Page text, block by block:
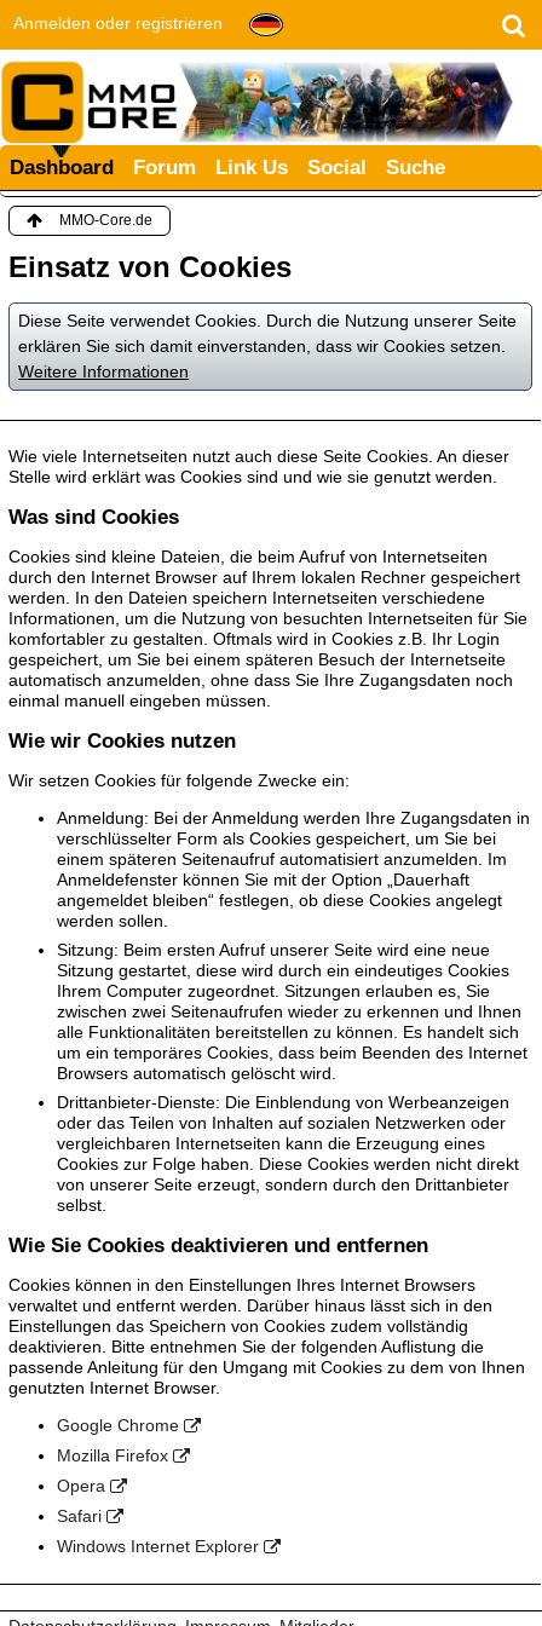
Anmelden oder registrieren
Dashboard Forum Link Us Social Suche
MMO-Core.de
Einsatz von Cookies
Diese Seite verwendet Cookies. Durch die Nutzung unserer Seite
erklären Sie sich damit einverstanden, dass wir Cookies setzen.
Weitere Informationen
Wie viele Internetseiten nutzt auch diese Seite Cookies. An dieser
Stelle wird erklärt was Cookies sind und wie sie genutzt werden.
Was sind Cookies
Cookies sind kleine Dateien, die beim Aufruf von Internetseiten
durch den Internet Browser auf Ihrem lokalen Rechner gespeichert
werden. In den Dateien speichern Internetseiten verschiedene
Informationen, um die Nutzung von besuchten Internetseiten für Sie
komfortabler zu gestalten. Oftmals wird in Cookies z.B. Ihr Login
gespeichert, um Sie bei einem späteren Besuch der Internetseite
automatisch anzumelden, ohne dass Sie Ihre Zugangsdaten noch
einmal manuell eingeben müssen.
Wie wir Cookies nutzen
Wir setzen Cookies für folgende Zwecke ein:
Anmeldung: Bei der Anmeldung werden Ihre Zugangsdaten in
verschlüsselter Form als Cookies gespeichert, um Sie bei
einem späteren Seitenaufruf automatisiert anzumelden. Im
Anmeldefenster können Sie mit der Option „Dauerhaft
angemeldet bleiben“ festlegen, ob diese Cookies angelegt
werden sollen.
Sitzung: Beim ersten Aufruf unserer Seite wird eine neue
Sitzung gestartet, diese wird durch ein eindeutiges Cookies
Ihrem Computer zugeordnet. Sitzungen erlauben es, Sie
zwischen zwei Seitenaufrufen wieder zu erkennen und Ihnen
alle Funktionalitäten bereitstellen zu können. Es handelt sich
um ein temporäres Cookies, dass beim Beenden des Internet
Browsers automatisch gelöscht wird.
Drittanbieter-Dienste: Die Einblendung von Werbeanzeigen
oder das Teilen von Inhalten auf sozialen Netzwerken oder
vergleichbaren Internetseiten kann die Erzeugung eines
Cookies zur Folge haben. Diese Cookies werden nicht direkt
von unserer Seite erzeugt, sondern durch den Drittanbieter
selbst.
Wie Sie Cookies deaktivieren und entfernen
Cookies können in den Einstellungen Ihres Internet Browsers
verwaltet und entfernt werden. Darüber hinaus lässt sich in den
Einstellungen das Speichern von Cookies zudem vollständig
deaktivieren. Bitte entnehmen Sie der folgenden Auflistung die
passende Anleitung für den Umgang mit Cookies zu dem von Ihnen
genutzten Internet Browser.
Google Chrome
Mozilla Firefox
Opera
Safari
Windows Internet Explorer